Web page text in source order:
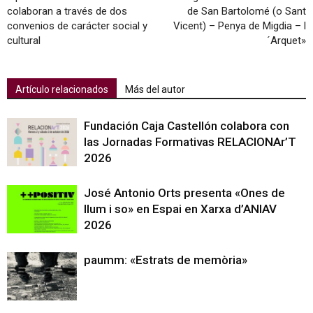
colaboran a través de dos
convenios de carácter social y
cultural
de San Bartolomé (o Sant
Vicent) – Penya de Migdia – l
´Arquet»
Artículo relacionados Más del autor
Fundación Caja Castellón colabora con
las Jornadas Formativas RELACIONAr’T
2026
José Antonio Orts presenta «Ones de
llum i so» en Espai en Xarxa d’ANIAV
2026
paumm: «Estrats de memòria»